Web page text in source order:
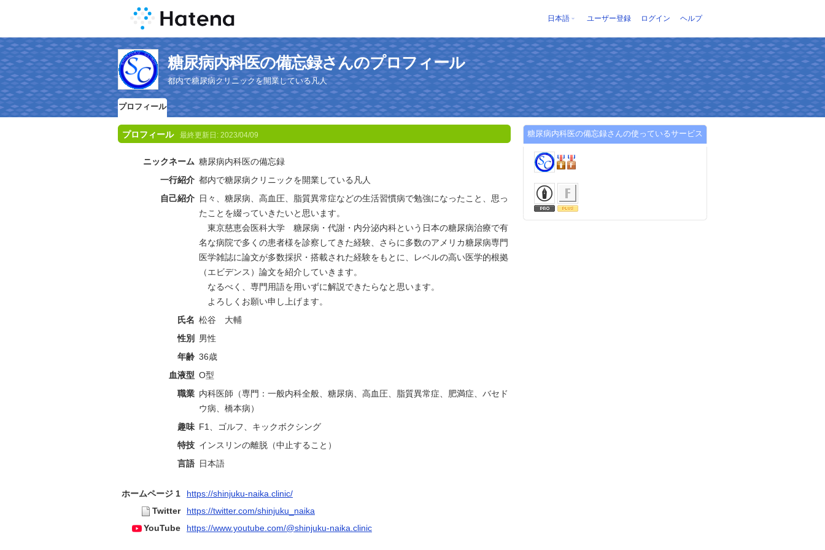
日本語 ユーザー登録 ログイン ヘルプ
糖尿病内科医の備忘録さんのプロフィール
都内で糖尿病クリニックを開業している凡人
プロフィール
プロフィール 最終更新日: 2023/04/09
ニックネーム 糖尿病内科医の備忘録
一行紹介 都内で糖尿病クリニックを開業している凡人
自己紹介 日々、糖尿病、高血圧、脂質異常症などの生活習慣病で勉強になったこと、思っ
たことを綴っていきたいと思います。
東京慈恵会医科大学 糖尿病・代謝・内分泌内科という日本の糖尿病治療で有
名な病院で多くの患者様を診察してきた経験、さらに多数のアメリカ糖尿病専門
医学雑誌に論文が多数採択・搭載された経験をもとに、レベルの高い医学的根拠
（エビデンス）論文を紹介していきます。
なるべく、専門用語を用いずに解説できたらなと思います。
よろしくお願い申し上げます。
氏名 松谷 大輔
性別
男性
年齢 36歳
血液型 O型
職業 内科医師（専門：一般内科全般、糖尿病、高血圧、脂質異常症、肥満症、バセド
ウ病、橋本病）
趣味 F1、ゴルフ、キックボクシング
特技 インスリンの離脱（中止すること）
言語 日本語
ホームページ 1
https://shinjuku-naika.clinic/
Twitter
https://twitter.com/shinjuku_naika
YouTube
https://www.youtube.com/@shinjuku-naika.clinic
糖尿病内科医の備忘録さんの使っているサービス